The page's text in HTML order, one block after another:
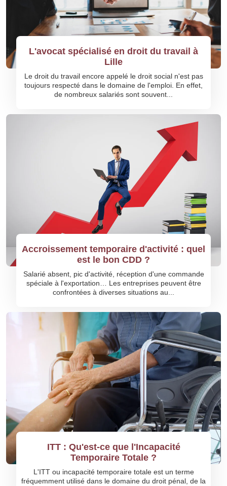
L'avocat spécialisé en droit du travail à
Lille
Le droit du travail encore appelé le droit social n'est pas
toujours respecté dans le domaine de l'emploi. En effet,
de nombreux salariés sont souvent...
Accroissement temporaire d'activité : quel
est le bon CDD ?
Salarié absent, pic d'activité, réception d'une commande
spéciale à l'exportation… Les entreprises peuvent être
confrontées à diverses situations au...
ITT : Qu'est-ce que l'Incapacité
Temporaire Totale ?
L'ITT ou incapacité temporaire totale est un terme
fréquemment utilisé dans le domaine du droit pénal, de la